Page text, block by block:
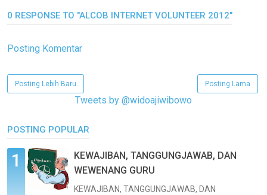
0 RESPONSE TO "ALCOB INTERNET VOLUNTEER 2012"
Posting Komentar
Posting Lebih Baru Posting Lama
Tweets by @widoajiwibowo
POSTING POPULAR
KEWAJIBAN, TANGGUNGJAWAB, DAN
WEWENANG GURU
KEWAJIBAN, TANGGUNGJAWAB, DAN